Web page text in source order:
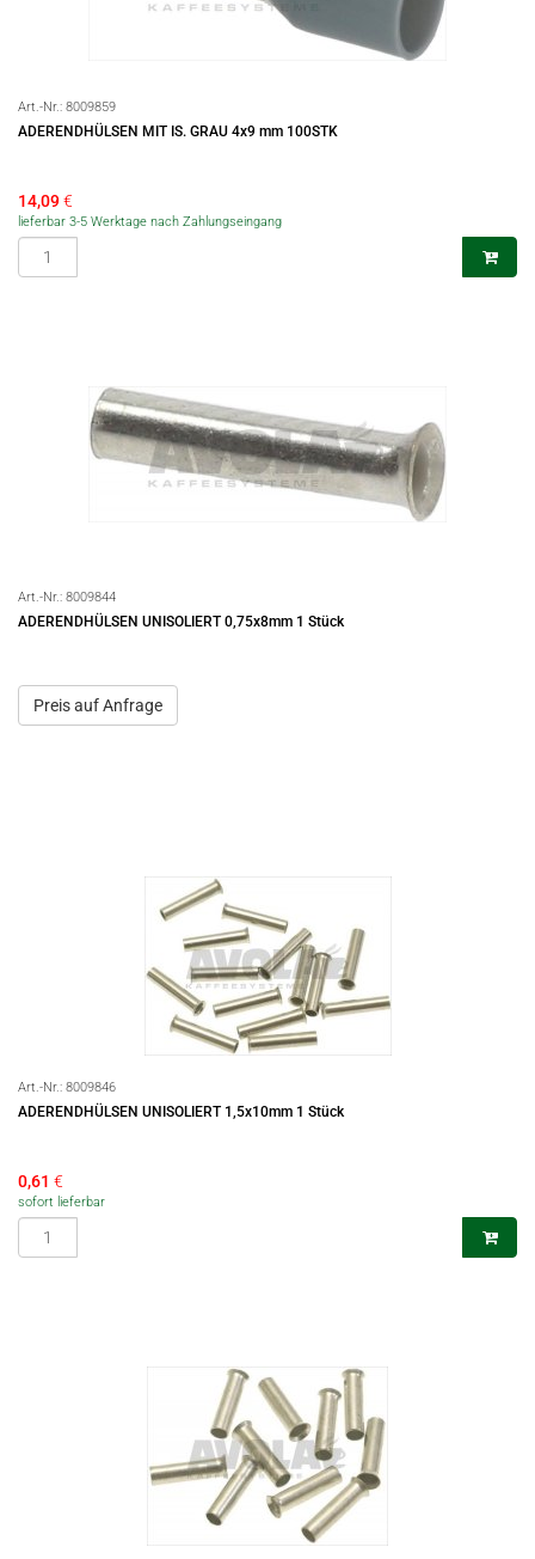
Art.-Nr.: 8009859
ADERENDHÜLSEN MIT IS. GRAU 4x9 mm 100STK
14,09€
lieferbar 3-5 Werktage nach Zahlungseingang
Art.-Nr.: 8009844
ADERENDHÜLSEN UNISOLIERT 0,75x8mm 1 Stück
Preis auf Anfrage
Art.-Nr.: 8009846
ADERENDHÜLSEN UNISOLIERT 1,5x10mm 1 Stück
0,61 €
sofort lieferbar